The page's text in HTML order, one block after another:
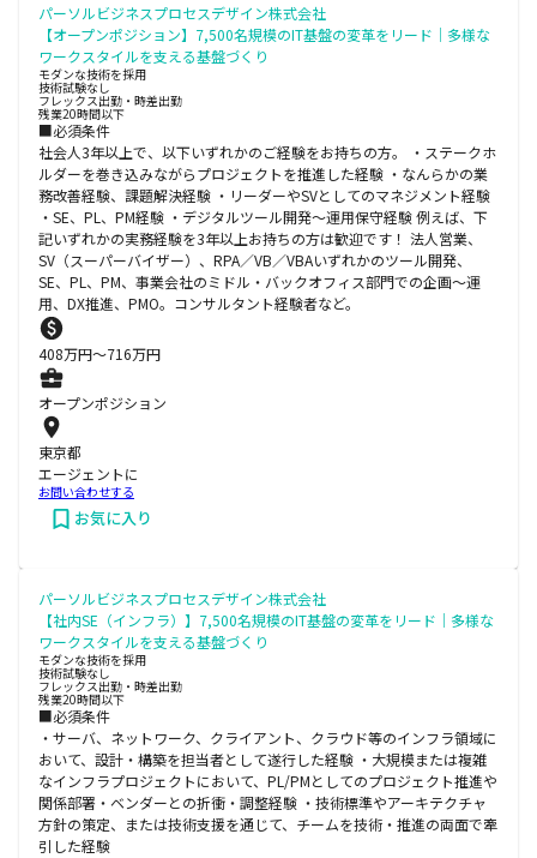
パーソルビジネスプロセスデザイン株式会社
【オープンポジション】7,500名規模のIT基盤の変革をリード｜多様な
ワークスタイルを支える基盤づくり
モダンな技術を採用
技術試験なし
フレックス出勤・時差出勤
残業20時間以下
■必須条件
社会人3年以上で、以下いずれかのご経験をお持ちの方。 ・ステークホ
ルダーを巻き込みながらプロジェクトを推進した経験 ・なんらかの業
務改善経験、課題解決経験 ・リーダーやSVとしてのマネジメント経験
・SE、PL、PM経験 ・デジタルツール開発～運用保守経験 例えば、下
記いずれかの実務経験を3年以上お持ちの方は歓迎です！ 法人営業、
SV（スーパーバイザー）、RPA／VB／VBAいずれかのツール開発、
SE、PL、PM、事業会社のミドル・バックオフィス部門での企画～運
用、DX推進、PMO。コンサルタント経験者など。
408万円〜716万円
オープンポジション
東京都
エージェントに
お問い合わせする
お気に入り
パーソルビジネスプロセスデザイン株式会社
【社内SE（インフラ）】7,500名規模のIT基盤の変革をリード｜多様な
ワークスタイルを支える基盤づくり
モダンな技術を採用
技術試験なし
フレックス出勤・時差出勤
残業20時間以下
■必須条件
・サーバ、ネットワーク、クライアント、クラウド等のインフラ領域に
おいて、設計・構築を担当者として遂行した経験 ・大規模または複雑
なインフラプロジェクトにおいて、PL/PMとしてのプロジェクト推進や
関係部署・ベンダーとの折衝・調整経験 ・技術標準やアーキテクチャ
方針の策定、または技術支援を通じて、チームを技術・推進の両面で牽
引した経験